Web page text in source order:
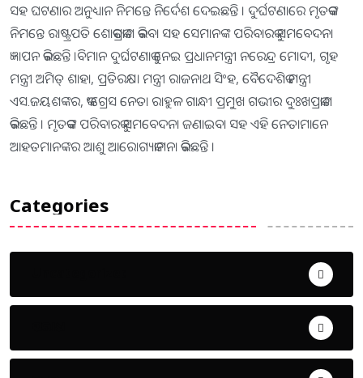
ସହ ଘଟଣାର ଅନୁଧ୍ୟାନ ନିମନ୍ତେ ନିର୍ଦେଶ ଦେଇଛନ୍ତି । ଦୁର୍ଘଟଣାରେ ମୃତକଙ୍କ
ନିମନ୍ତେ ରାଷ୍ଟ୍ରପତି ଶୋକପ୍ରକାଶ କରିବା ସହ ସେମାନଙ୍କ ପରିବାରକୁ ସମବେଦନା
ଜ୍ଞାପନ କରିଛନ୍ତି ।ବିମାନ ଦୁର୍ଘଟଣାକୁ ନେଇ ପ୍ରଧାନମନ୍ତ୍ରୀ ନରେନ୍ଦ୍ର ମୋଦୀ, ଗୃହ
ମନ୍ତ୍ରୀ ଅମିତ୍ ଶାହା, ପ୍ରତିରକ୍ଷା ମନ୍ତ୍ରୀ ରାଜନାଥ ସିଂହ, ବୈଦେଶିକ ମନ୍ତ୍ରୀ
ଏସ.ଜୟଶଙ୍କର, କଂଗ୍ରେସ ନେତା ରାହୁଳ ଗାନ୍ଧୀ ପ୍ରମୁଖ ଗଭୀର ଦୁଃଖପ୍ରକାଶ
କରିଛନ୍ତି । ମୃତକଙ୍କ ପରିବାରକୁ ସମବେଦନା ଜଣାଇବା ସହ ଏହି ନେତାମାନେ
ଆହତମାନଙ୍କର ଆଶୁ ଆରୋଗ୍ୟକାମନା କରିଛନ୍ତି ।
Categories